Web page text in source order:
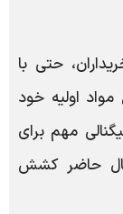
حتی با
اولیه خود
مهم برای
حال حاضر کشش